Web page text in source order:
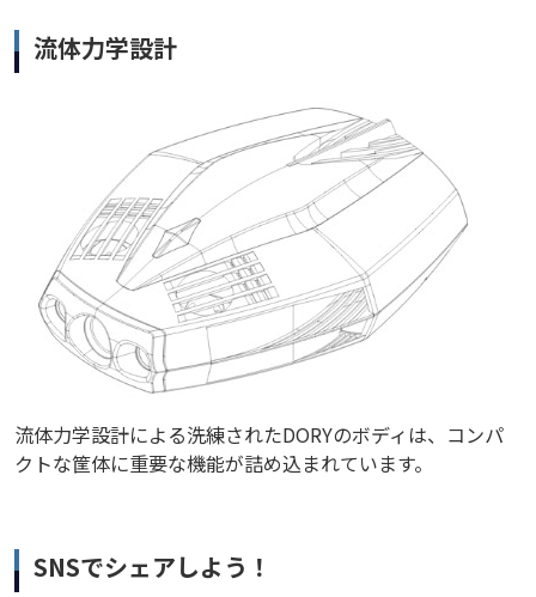
流体力学設計
流体力学設計による洗練されたDORYのボディは、コンパ
クトな筐体に重要な機能が詰め込まれています。
SNSでシェアしよう！